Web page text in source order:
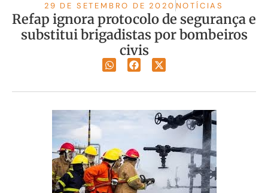
29 DE SETEMBRO DE 2020 NOTÍCIAS
Refap ignora protocolo de segurança e
substitui brigadistas por bombeiros
civis